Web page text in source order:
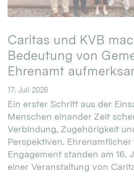
Caritas und KVB
Bedeutung von
Ehrenamt
17. Juli 2026
Ein erster Schritt aus der
Menschen einander Zeit
Verbindung, Zugehörigkeit
Perspektiven. Ehrenamtlicher
Engagement standen am 16.
einer Veranstaltung von